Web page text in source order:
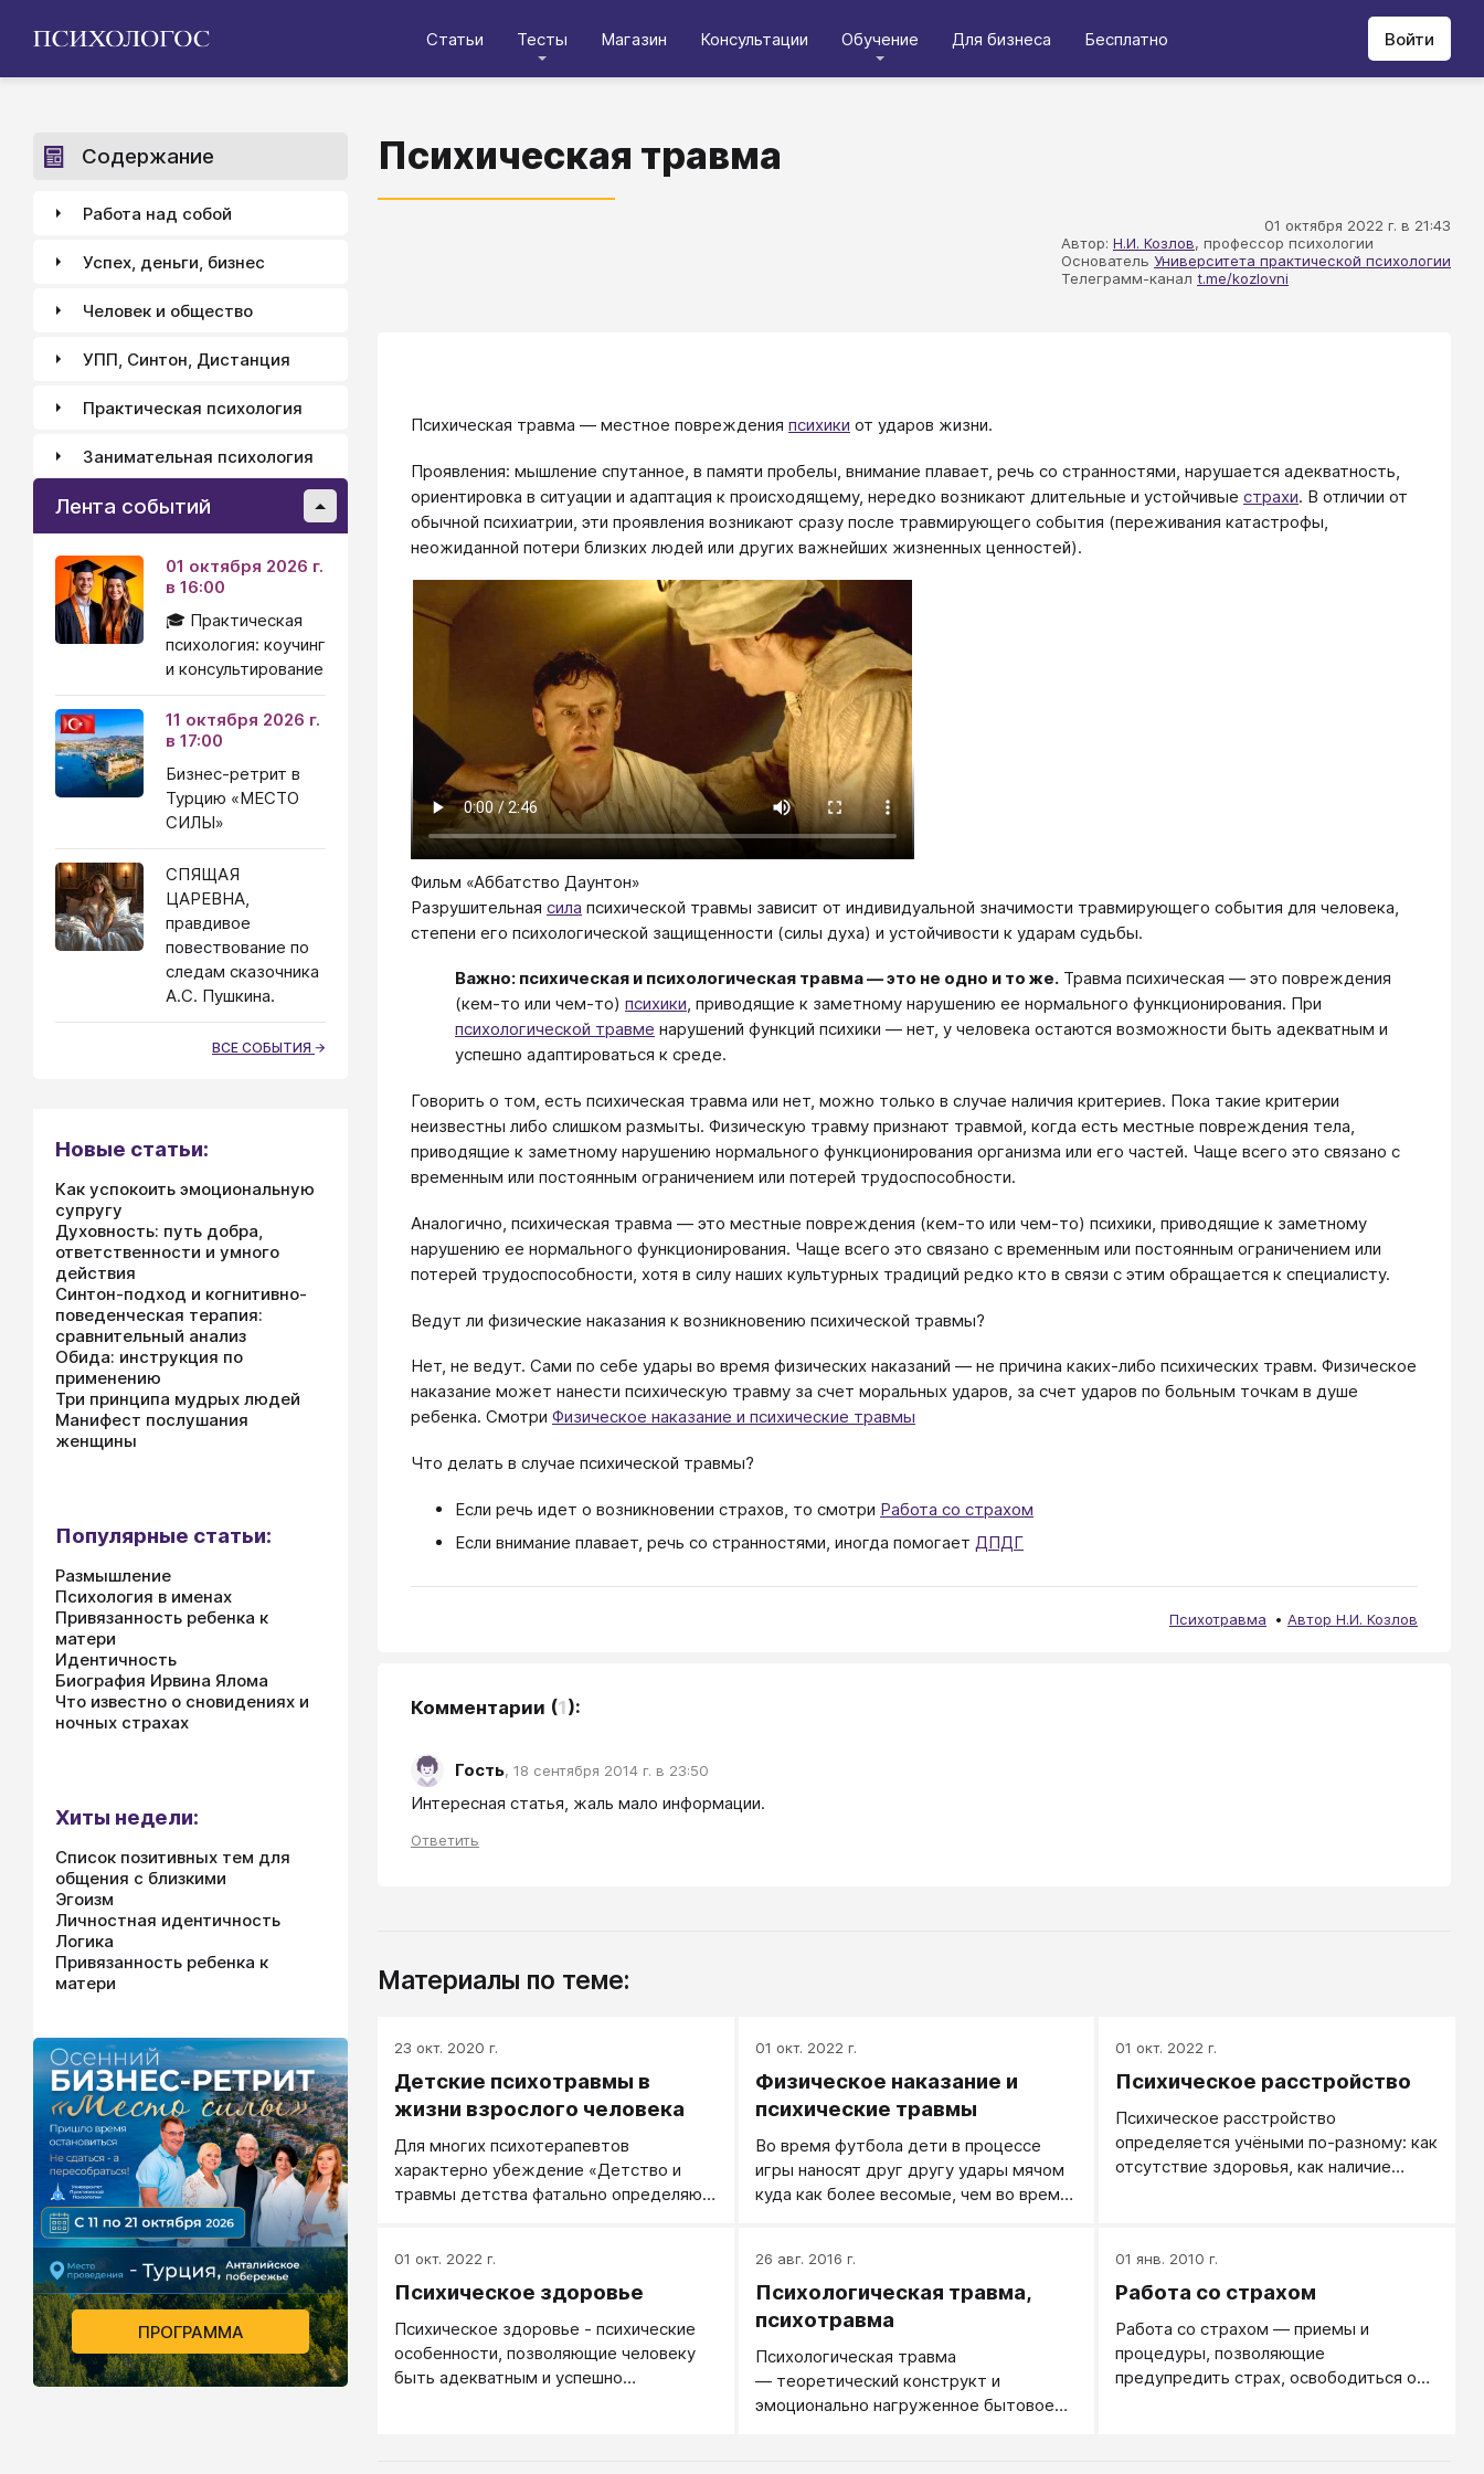
Статьи Тесты Магазин Консультации Обучение Для бизнеса Бесплатно Войти
Психическая травма
01 октября 2022 г. в 21:43
Автор: Н.И. Козлов, профессор психологии
Основатель Университета практической психологии
Телеграмм-канал t.me/kozlovni
Психическая травма — местное повреждения психики от ударов жизни.
Проявления: мышление спутанное, в памяти пробелы, внимание плавает, речь со странностями, нарушается адекватность,
ориентировка в ситуации и адаптация к происходящему, нередко возникают длительные и устойчивые страхи. В отличии от
обычной психиатрии, эти проявления возникают сразу после травмирующего события (переживания катастрофы,
неожиданной потери близких людей или других важнейших жизненных ценностей).
Фильм «Аббатство Даунтон»
Разрушительная сила психической травмы зависит от индивидуальной значимости травмирующего события для человека,
степени его психологической защищенности (силы духа) и устойчивости к ударам судьбы.
Важно: психическая и психологическая травма — это не одно и то же. Травма психическая — это повреждения
(кем-то или чем-то) психики, приводящие к заметному нарушению ее нормального функционирования. При
психологической травме нарушений функций психики — нет, у человека остаются возможности быть адекватным и
успешно адаптироваться к среде.
Говорить о том, есть психическая травма или нет, можно только в случае наличия критериев. Пока такие критерии
неизвестны либо слишком размыты. Физическую травму признают травмой, когда есть местные повреждения тела,
приводящие к заметному нарушению нормального функционирования организма или его частей. Чаще всего это связано с
временным или постоянным ограничением или потерей трудоспособности.
Аналогично, психическая травма — это местные повреждения (кем-то или чем-то) психики, приводящие к заметному
нарушению ее нормального функционирования. Чаще всего это связано с временным или постоянным ограничением или
потерей трудоспособности, хотя в силу наших культурных традиций редко кто в связи с этим обращается к специалисту.
Ведут ли физические наказания к возникновению психической травмы?
Нет, не ведут. Сами по себе удары во время физических наказаний — не причина каких-либо психических травм. Физическое
наказание может нанести психическую травму за счет моральных ударов, за счет ударов по больным точкам в душе
ребенка. Смотри Физическое наказание и психические травмы
Что делать в случае психической травмы?
Если речь идет о возникновении страхов, то смотри Работа со страхом
Если внимание плавает, речь со странностями, иногда помогает ДПДГ
Психотравма Автор Н.И. Козлов
Комментарии (1):
Гость, 18 сентября 2014 г. в 23:50
Интересная статья, жаль мало информации.
Ответить
Материалы по теме:
23 окт. 2020 г.
Детские психотравмы в
жизни взрослого человека
Для многих психотерапевтов
характерно убеждение «Детство и
травмы детства фатально определяют
научным данным?
01 окт. 2022 г.
Физическое наказание и
психические травмы
Во время футбола дети в процессе
игры наносят друг другу удары мячом
куда как более весомые, чем во время
01 окт. 2022 г.
Психическое расстройство
Психическое расстройство
определяется учёными по-разному: как
отсутствие здоровья, как наличие
соматической практике понятие
расстройства вызывает споры, то в
больной человек может испытывать
сильные субъективные страдания, не
имея при этом никаких внешних
01 окт. 2022 г.
Психическое здоровье
Психическое здоровье - психические
особенности, позволяющие человеку
быть адекватным и успешно
26 авг. 2016 г.
Психологическая травма,
психотравма
Психологическая травма
— теоретический конструкт и
эмоционально нагруженное бытовое
01 янв. 2010 г.
Работа со страхом
Работа со страхом — приемы и
процедуры, позволяющие
предупредить страх, освободиться от
Содержание
Работа над собой
Успех, деньги, бизнес
Человек и общество
УПП, Синтон, Дистанция
Практическая психология
Занимательная психология
Лента событий
01 октября 2026 г.
в 16:00
🎓 Практическая
психология: коучинг
и консультирование
11 октября 2026 г.
в 17:00
Бизнес-ретрит в
Турцию «МЕСТО
СИЛЫ»
СПЯЩАЯ
ЦАРЕВНА,
правдивое
повествование по
следам сказочника
А.С. Пушкина.
ВСЕ СОБЫТИЯ
Новые статьи:
Как успокоить эмоциональную
супругу
Духовность: путь добра,
ответственности и умного
действия
Синтон-подход и когнитивно-
поведенческая терапия:
сравнительный анализ
Обида: инструкция по
применению
Три принципа мудрых людей
Манифест послушания
женщины
Популярные статьи:
Размышление
Психология в именах
Привязанность ребенка к
матери
Идентичность
Биография Ирвина Ялома
Что известно о сновидениях и
ночных страхах
Хиты недели:
Список позитивных тем для
общения с близкими
Эгоизм
Личностная идентичность
Логика
Привязанность ребенка к
матери
ПРОГРАММА